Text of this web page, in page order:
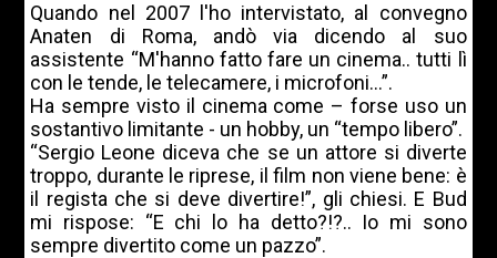
Quando nel 2007 l'ho intervistato, al convegno
Anaten di Roma, andò via dicendo al suo
assistente “M'hanno fatto fare un cinema.. tutti lì
con le tende, le telecamere, i microfoni...”.
Ha sempre visto il cinema come – forse uso un
sostantivo limitante - un hobby, un “tempo libero”.
“Sergio Leone diceva che se un attore si diverte
troppo, durante le riprese, il film non viene bene: è
il regista che si deve divertire!”, gli chiesi. E Bud
mi rispose: “E chi lo ha detto?!?.. Io mi sono
sempre divertito come un pazzo”.